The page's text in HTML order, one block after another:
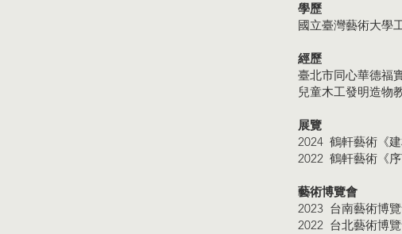
學歷
國立臺灣藝術大學
經歷
臺北市同心華德福
兒童木工發明造物
展覽
2024 鶴軒藝術《
2022 鶴軒藝術《
藝術博覽會
2023 台南藝術博
2022 台北藝術博